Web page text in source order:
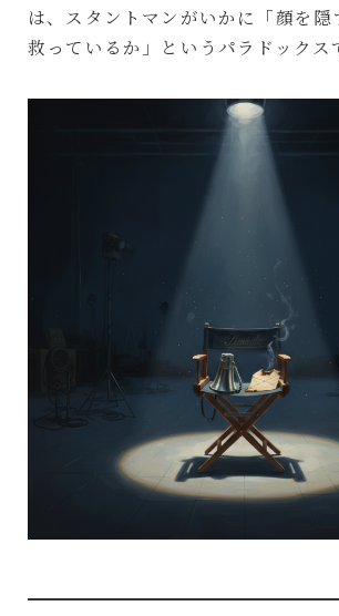
は、スタントマンがいかに「顔を隠
救っているか」というパラドックス